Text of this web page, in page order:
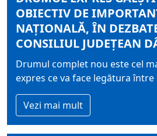
OBIECTIV DE
NAȚIONALĂ, ÎN
CONSILIUL JUDEȚEAN
Drumul complet nou este cel
expres ce va face legătura
Vezi mai mult